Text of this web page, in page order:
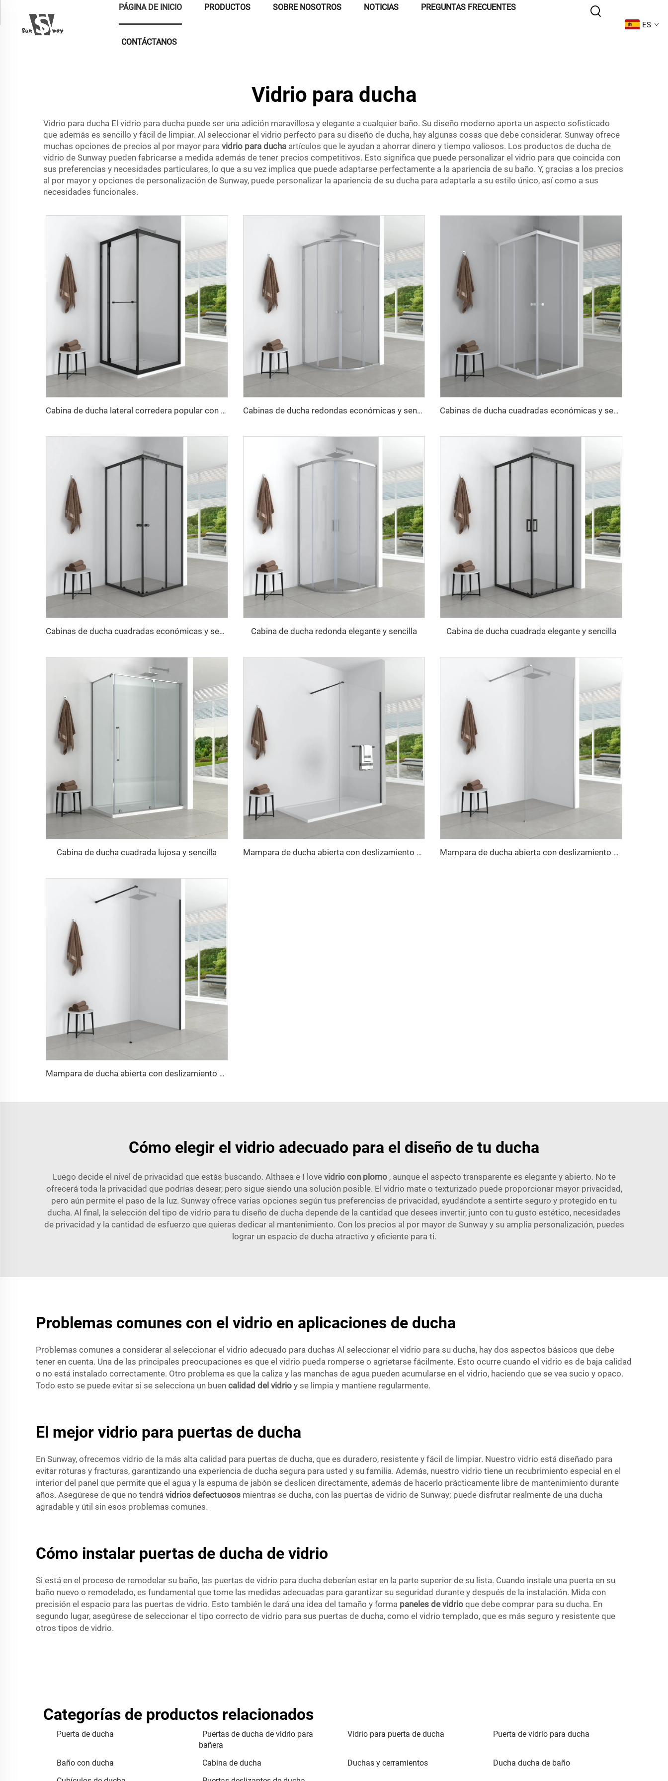
PÁGINA DE INICIO PRODUCTOS SOBRE NOSOTROS NOTICIAS PREGUNTAS FRECUENTES
CONTÁCTANOS
ES
Vidrio para ducha
Vidrio para ducha El vidrio para ducha puede ser una adición maravillosa y elegante a cualquier baño. Su diseño moderno aporta un aspecto sofisticado
que además es sencillo y fácil de limpiar. Al seleccionar el vidrio perfecto para su diseño de ducha, hay algunas cosas que debe considerar. Sunway ofrece
muchas opciones de precios al por mayor para vidrio para ducha artículos que le ayudan a ahorrar dinero y tiempo valiosos. Los productos de ducha de
vidrio de Sunway pueden fabricarse a medida además de tener precios competitivos. Esto significa que puede personalizar el vidrio para que coincida con
sus preferencias y necesidades particulares, lo que a su vez implica que puede adaptarse perfectamente a la apariencia de su baño. Y, gracias a los precios
al por mayor y opciones de personalización de Sunway, puede personalizar la apariencia de su ducha para adaptarla a su estilo único, así como a sus
necesidades funcionales.
Cabina de ducha lateral corredera popular con diseño ahorrador de espacio y función de cierre suave Cabinas de ducha redondas económicas y sencillas Cabinas de ducha cuadradas económicas y sencillas
Cabinas de ducha cuadradas económicas y sencillas Cabina de ducha redonda elegante y sencilla Cabina de ducha cuadrada elegante y sencilla
Cabina de ducha cuadrada lujosa y sencilla Mampara de ducha abierta con deslizamiento suave Mampara de ducha abierta con deslizamiento suave
Mampara de ducha abierta con deslizamiento suave
Cómo elegir el vidrio adecuado para el diseño de tu ducha
Luego decide el nivel de privacidad que estás buscando. Althaea e I love vidrio con plomo , aunque el aspecto transparente es elegante y abierto. No te
ofrecerá toda la privacidad que podrías desear, pero sigue siendo una solución posible. El vidrio mate o texturizado puede proporcionar mayor privacidad,
pero aún permite el paso de la luz. Sunway ofrece varias opciones según tus preferencias de privacidad, ayudándote a sentirte seguro y protegido en tu
ducha. Al final, la selección del tipo de vidrio para tu diseño de ducha depende de la cantidad que desees invertir, junto con tu gusto estético, necesidades
de privacidad y la cantidad de esfuerzo que quieras dedicar al mantenimiento. Con los precios al por mayor de Sunway y su amplia personalización, puedes
lograr un espacio de ducha atractivo y eficiente para ti.
Problemas comunes con el vidrio en aplicaciones de ducha
Problemas comunes a considerar al seleccionar el vidrio adecuado para duchas Al seleccionar el vidrio para su ducha, hay dos aspectos básicos que debe
tener en cuenta. Una de las principales preocupaciones es que el vidrio pueda romperse o agrietarse fácilmente. Esto ocurre cuando el vidrio es de baja calidad
o no está instalado correctamente. Otro problema es que la caliza y las manchas de agua pueden acumularse en el vidrio, haciendo que se vea sucio y opaco.
Todo esto se puede evitar si se selecciona un buen calidad del vidrio y se limpia y mantiene regularmente.
El mejor vidrio para puertas de ducha
En Sunway, ofrecemos vidrio de la más alta calidad para puertas de ducha, que es duradero, resistente y fácil de limpiar. Nuestro vidrio está diseñado para
evitar roturas y fracturas, garantizando una experiencia de ducha segura para usted y su familia. Además, nuestro vidrio tiene un recubrimiento especial en el
interior del panel que permite que el agua y la espuma de jabón se deslicen directamente, además de hacerlo prácticamente libre de mantenimiento durante
años. Asegúrese de que no tendrá vidrios defectuosos mientras se ducha, con las puertas de vidrio de Sunway; puede disfrutar realmente de una ducha
agradable y útil sin esos problemas comunes.
Cómo instalar puertas de ducha de vidrio
Si está en el proceso de remodelar su baño, las puertas de vidrio para ducha deberían estar en la parte superior de su lista. Cuando instale una puerta en su
baño nuevo o remodelado, es fundamental que tome las medidas adecuadas para garantizar su seguridad durante y después de la instalación. Mida con
precisión el espacio para las puertas de vidrio. Esto también le dará una idea del tamaño y forma paneles de vidrio que debe comprar para su ducha. En
segundo lugar, asegúrese de seleccionar el tipo correcto de vidrio para sus puertas de ducha, como el vidrio templado, que es más seguro y resistente que
otros tipos de vidrio.
Categorías de productos relacionados
Puerta de ducha
Puertas de ducha de vidrio para
bañera
Vidrio para puerta de ducha Puerta de vidrio para ducha
Baño con ducha Cabina de ducha Duchas y cerramientos
Ducha ducha de baño